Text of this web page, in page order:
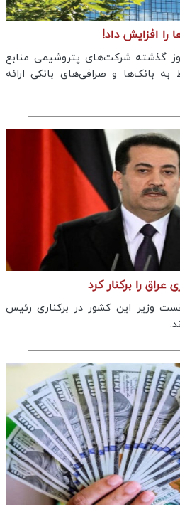
افزایش داد!
گذشته شرکت‌های پتروشیمی منابع
بانک‌‌ها و صرافی‌های بانکی ارائه
را برکنار کرد
وزیر این کشور در برکناری رئیس